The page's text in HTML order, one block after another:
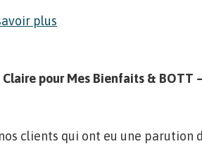
plus
pour Mes Bienfaits & BOTT
clients qui ont eu une